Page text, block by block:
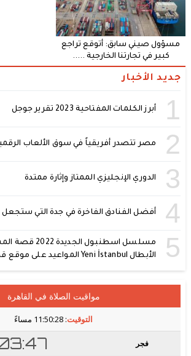
مسؤول صيني سابق: أتوقع تراجع
كبير في تجارتنا الخارجية .....
جديد الأخبار
1 أبرز الكلمات المفتاحية 2023 تقرير جوجل
2 مصر تتصدر أفريقياً في سوق الألعاب
3 الدوري الإنجليزي الممتاز وإثارة ممتدة
4 أفضل الفنادق الفاخرة في جدة التي ستجعل
5
مسلسل اسطنبول
الأبطال Yeni İstanbul المواعيد على موقع قصة عشق